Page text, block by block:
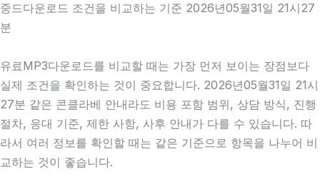
중드다운로드 조건을 비교하는 기준 2026년05월31일 21시27
분
유료MP3다운로드를 비교할 때는 가장 먼저 보이는 장점보다
실제 조건을 확인하는 것이 중요합니다. 2026년05월31일 21시
27분 같은 콘클라베 안내라도 비용 포함 범위, 상담 방식, 진행
절차, 응대 기준, 제한 사항, 사후 안내가 다를 수 있습니다. 따
라서 여러 정보를 확인할 때는 같은 기준으로 항목을 나누어 비
교하는 것이 좋습니다.